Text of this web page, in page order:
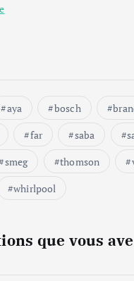
aya bosch
far saba
smeg thomson
whirlpool
que vous